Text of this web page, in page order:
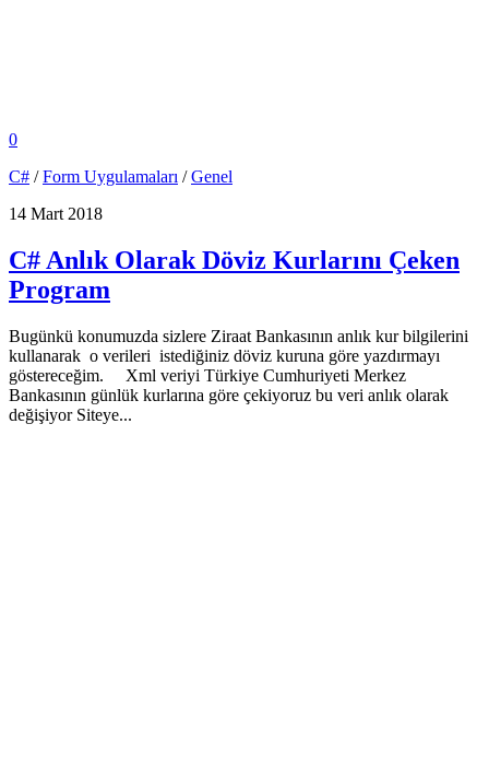
0
C# /Form Uygulamaları /Genel
14 Mart 2018
C# Anlık Olarak Döviz Kurlarını Çeken
Program
Bugünkü konumuzda sizlere Ziraat Bankasının anlık kur bilgilerini
kullanarak o verileri istediğiniz döviz kuruna göre yazdırmayı
göstereceğim. Xml veriyi Türkiye Cumhuriyeti Merkez
Bankasının günlük kurlarına göre çekiyoruz bu veri anlık olarak
değişiyor Siteye...